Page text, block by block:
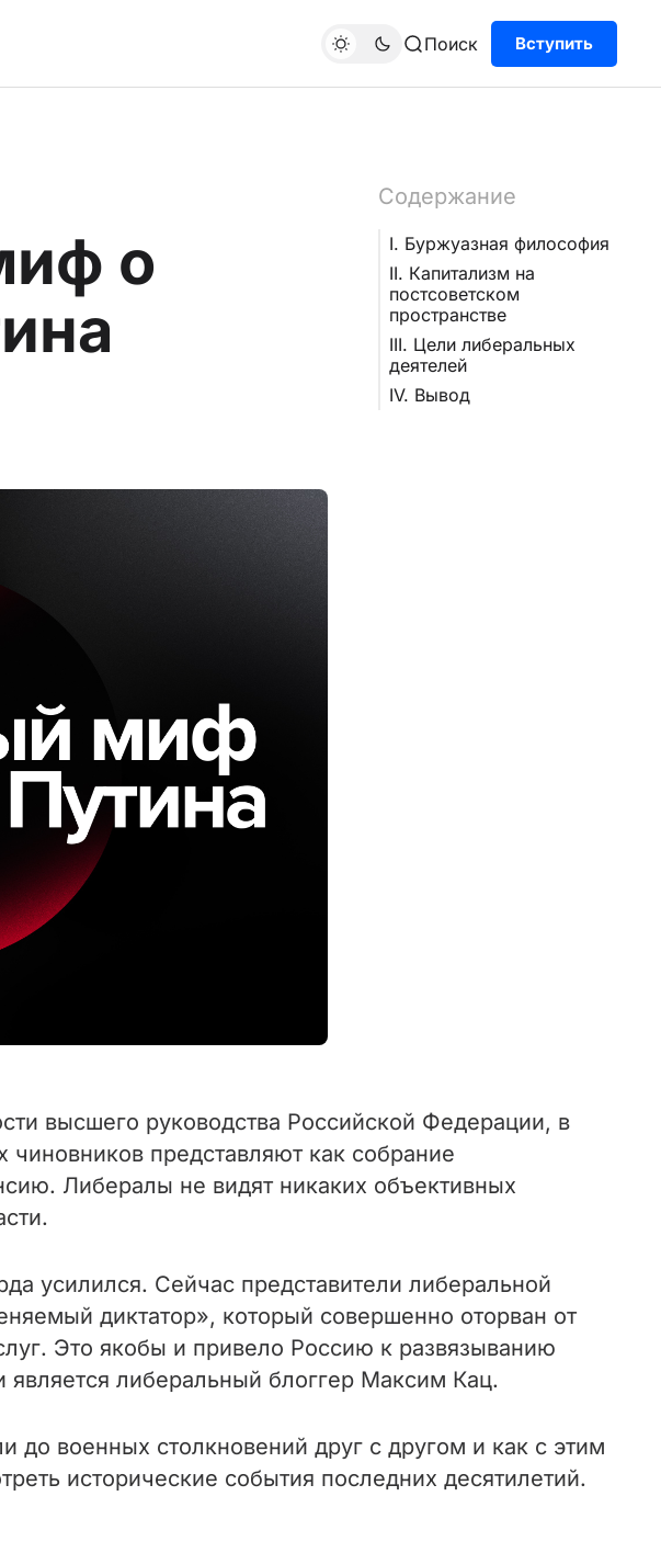
Поиск Вступить
о
высшего руководства Российской Федерации, в
представляют как собрание
Либералы не видят никаких объективных
усилился. Сейчас представители либеральной
диктатор», который совершенно оторван от
Это якобы и привело Россию к развязыванию
либеральный блоггер Максим Кац.
военных столкновений друг с другом и как с этим
исторические события последних десятилетий.
Содержание
I. Буржуазная философия
II. Капитализм на
постсоветском
пространстве
III. Цели либеральных
деятелей
IV. Вывод